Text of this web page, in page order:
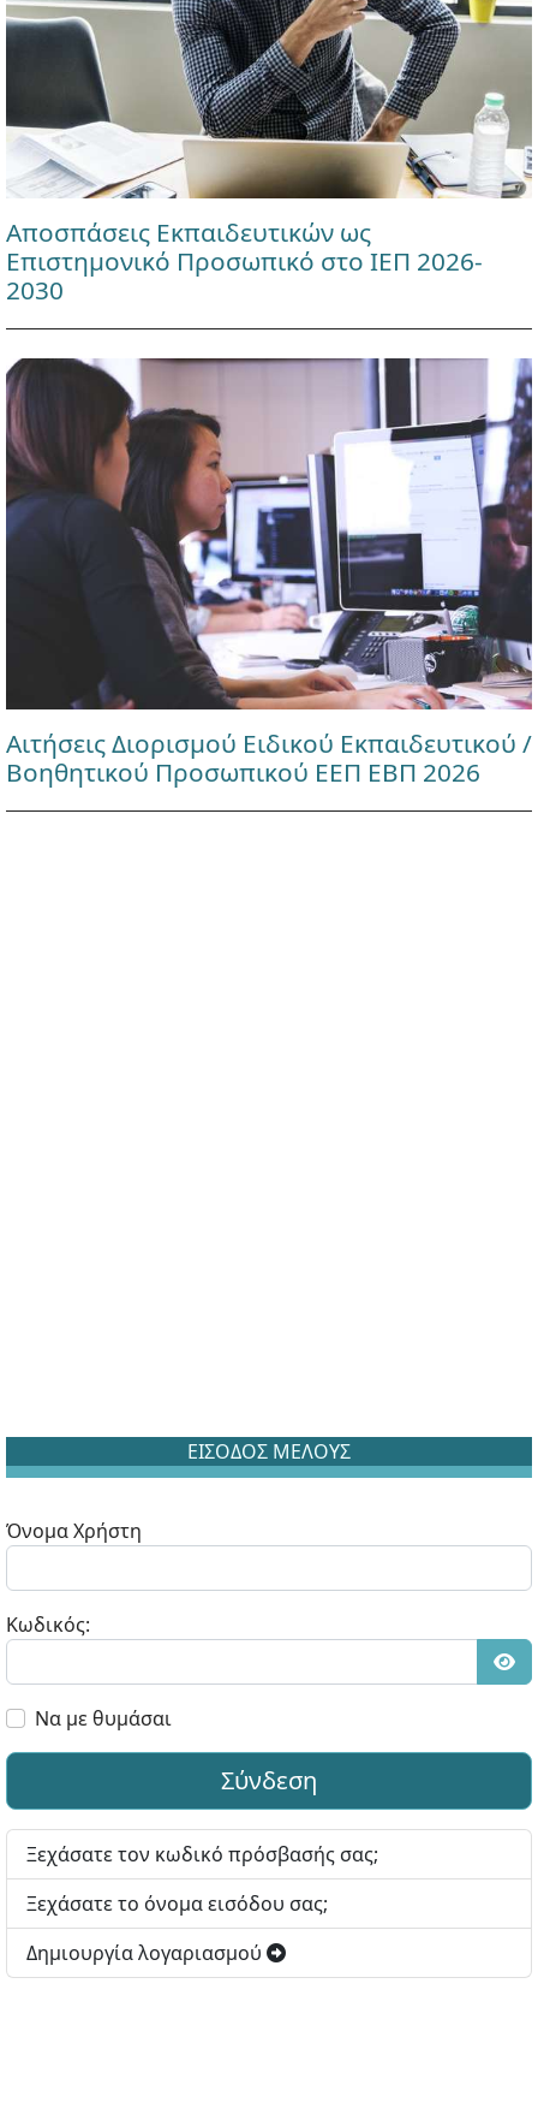
Αποσπάσεις Εκπαιδευτικών ως
Επιστημονικό Προσωπικό στο ΙΕΠ 2026-
2030
Αιτήσεις Διορισμού Ειδικού Εκπαιδευτικού /
Βοηθητικού Προσωπικού ΕΕΠ ΕΒΠ 2026
ΕΙΣΟΔΟΣ ΜΕΛΟΥΣ
Όνομα Χρήστη
Κωδικός:
Να με θυμάσαι
Σύνδεση
Ξεχάσατε τον κωδικό πρόσβασής σας;
Ξεχάσατε το όνομα εισόδου σας;
Δημιουργία λογαριασμού